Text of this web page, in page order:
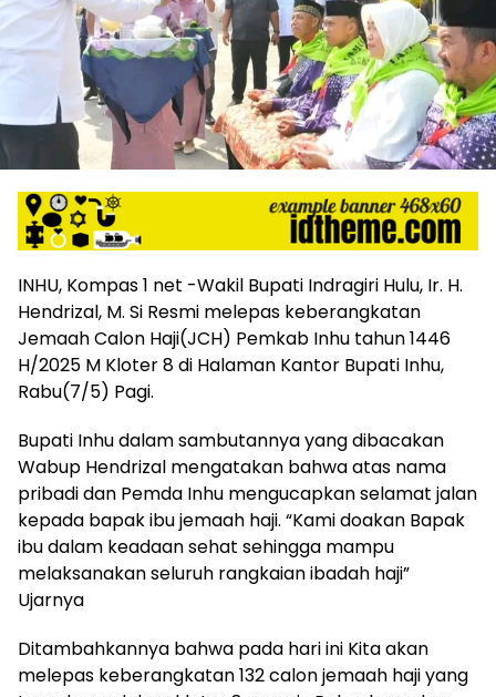
INHU, Kompas 1 net -Wakil Bupati Indragiri Hulu, Ir. H.
Hendrizal, M. Si Resmi melepas keberangkatan
Jemaah Calon Haji(JCH) Pemkab Inhu tahun 1446
H/2025 M Kloter 8 di Halaman Kantor Bupati Inhu,
Rabu(7/5) Pagi.
Bupati Inhu dalam sambutannya yang dibacakan
Wabup Hendrizal mengatakan bahwa atas nama
pribadi dan Pemda Inhu mengucapkan selamat jalan
kepada bapak ibu jemaah haji. “Kami doakan Bapak
ibu dalam keadaan sehat sehingga mampu
melaksanakan seluruh rangkaian ibadah haji”
Ujarnya
Ditambahkannya bahwa pada hari ini Kita akan
melepas keberangkatan 132 calon jemaah haji yang